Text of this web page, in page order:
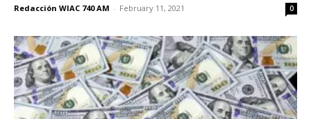
Redacción WIAC 740 AM - February 11, 2021 0